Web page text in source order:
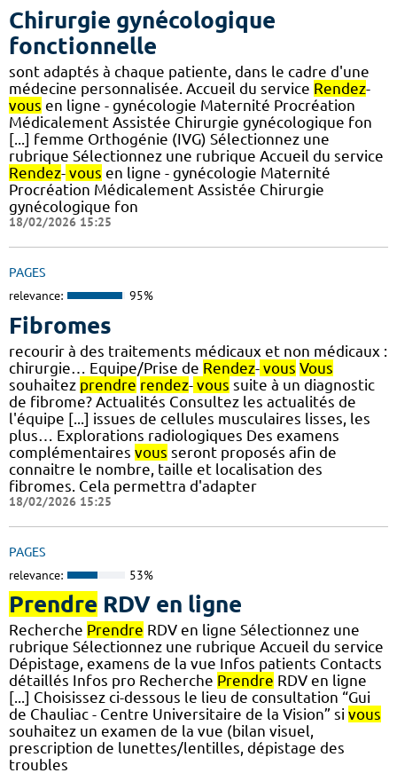
Chirurgie gynécologique
fonctionnelle
sont adaptés à chaque patiente, dans le cadre d'une
médecine personnalisée. Accueil du service Rendez-
vous en ligne - gynécologie Maternité Procréation
Médicalement Assistée Chirurgie gynécologique fon
[...] femme Orthogénie (IVG) Sélectionnez une
rubrique Sélectionnez une rubrique Accueil du service
Rendez- vous en ligne - gynécologie Maternité
Procréation Médicalement Assistée Chirurgie
gynécologique fon
18/02/2026 15:25
PAGES
relevance: 95%
Fibromes
recourir à des traitements médicaux et non médicaux :
chirurgie… Equipe/Prise de Rendez- vous Vous
souhaitez prendre rendez- vous suite à un diagnostic
de fibrome? Actualités Consultez les actualités de
l'équipe [...] issues de cellules musculaires lisses, les
plus… Explorations radiologiques Des examens
complémentaires vous seront proposés afin de
connaitre le nombre, taille et localisation des
fibromes. Cela permettra d'adapter
18/02/2026 15:25
PAGES
relevance: 53%
Prendre RDV en ligne
Recherche Prendre RDV en ligne Sélectionnez une
rubrique Sélectionnez une rubrique Accueil du service
Dépistage, examens de la vue Infos patients Contacts
détaillés Infos pro Recherche Prendre RDV en ligne
[...] Choisissez ci-dessous le lieu de consultation “Gui
de Chauliac - Centre Universitaire de la Vision” si vous
souhaitez un examen de la vue (bilan visuel,
prescription de lunettes/lentilles, dépistage des
troubles